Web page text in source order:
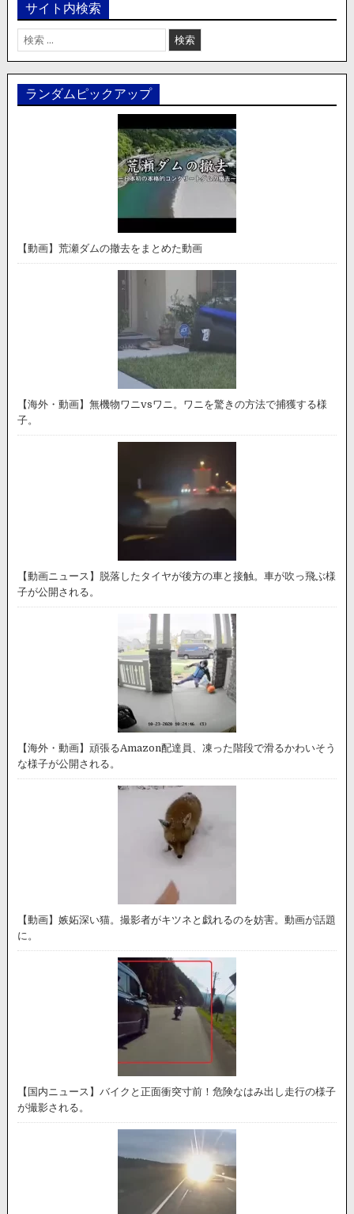
サイト内検索
検
索:
ランダムピックアップ
【動画】荒瀬ダムの撤去をまとめた動画
【海外・動画】無機物ワニvsワニ。ワニを驚きの方法で捕獲する様
子。
【動画ニュース】脱落したタイヤが後方の車と接触。車が吹っ飛ぶ様
子が公開される。
【海外・動画】頑張るAmazon配達員、凍った階段で滑るかわいそう
な様子が公開される。
【動画】嫉妬深い猫。撮影者がキツネと戯れるのを妨害。動画が話題
に。
【国内ニュース】バイクと正面衝突寸前！危険なはみ出し走行の様子
が撮影される。